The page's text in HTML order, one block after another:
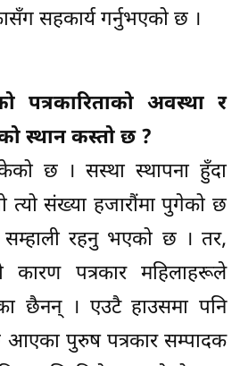
सहकार्य गर्नुभएको छ ।
अवस्था र
स्थान कस्तो छ ?
छ । सस्था स्थापना हुँदा
त्यो संख्या हजारौंमा पुगेको छ
सम्हाली रहनु भएको छ । तर,
कारण पत्रकार महिलाहरूले
छैनन् । एउटै हाउसमा पनि
पुरुष पत्रकार सम्पादक